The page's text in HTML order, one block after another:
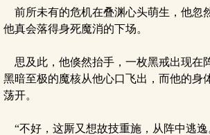
前所未有的危机在叠渊心头萌生，他忽
他真会落得身死魔消的下场。
思及此，他倏然抬手，一枚黑戒出现在
黑暗至极的魔核从他心口飞出，而他的身
荡开。
“不好，这厮又想故技重施，从阵中逃逸